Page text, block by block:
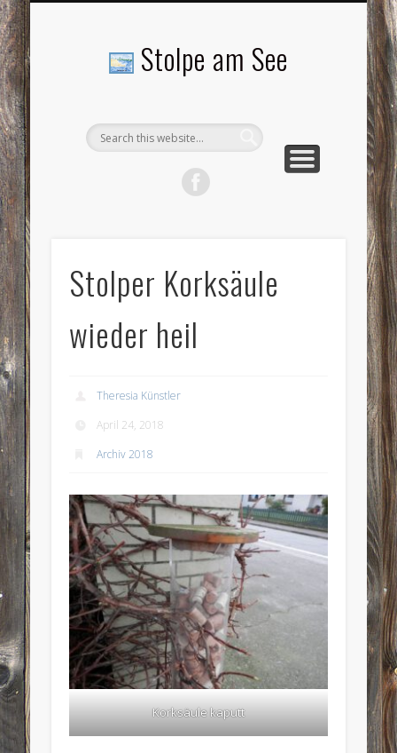
Stolpe am See
Stolper Korksäule
wieder heil
Theresia Künstler
April 24, 2018
Archiv 2018
Korksäule kaputt